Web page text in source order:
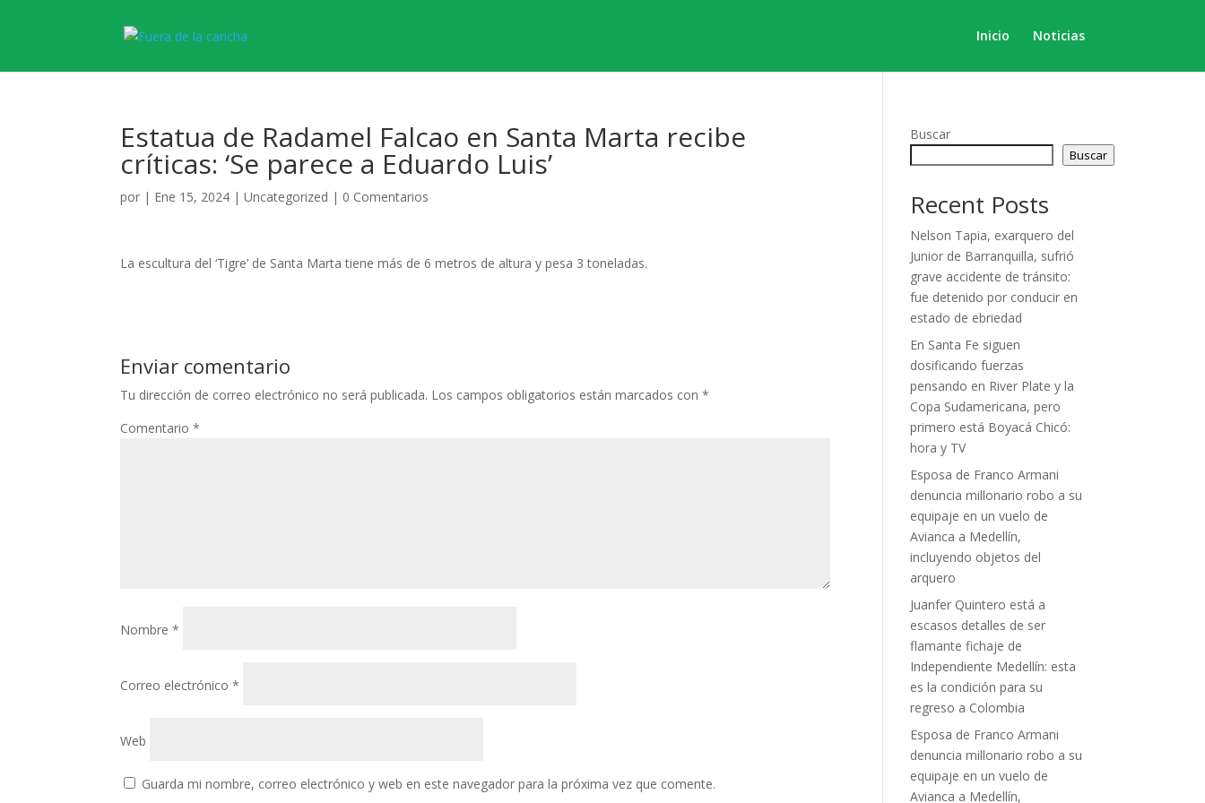
Inicio Noticias
Estatua de Radamel Falcao en Santa Marta recibe
críticas: ‘Se parece a Eduardo Luis’
por | Ene 15, 2024 |Uncategorized | 0 Comentarios
La escultura del ‘Tigre’ de Santa Marta tiene más de 6 metros de altura y pesa 3 toneladas.
Enviar comentario
Tu dirección de correo electrónico no será publicada. Los campos obligatorios están marcados con*
Comentario*
Nombre*
Correo electrónico*
Web
Guarda mi nombre, correo electrónico y web en este navegador para la próxima vez que comente.
Buscar
Buscar
Recent Posts
Nelson Tapia, exarquero del
Junior de Barranquilla, sufrió
grave accidente de tránsito:
fue detenido por conducir en
estado de ebriedad
En Santa Fe siguen
dosificando fuerzas
pensando en River Plate y la
Copa Sudamericana, pero
primero está Boyacá Chicó:
hora y TV
Esposa de Franco Armani
denuncia millonario robo a su
equipaje en un vuelo de
Avianca a Medellín,
incluyendo objetos del
arquero
Juanfer Quintero está a
escasos detalles de ser
flamante fichaje de
Independiente Medellín: esta
es la condición para su
regreso a Colombia
Esposa de Franco Armani
denuncia millonario robo a su
equipaje en un vuelo de
Avianca a Medellín,